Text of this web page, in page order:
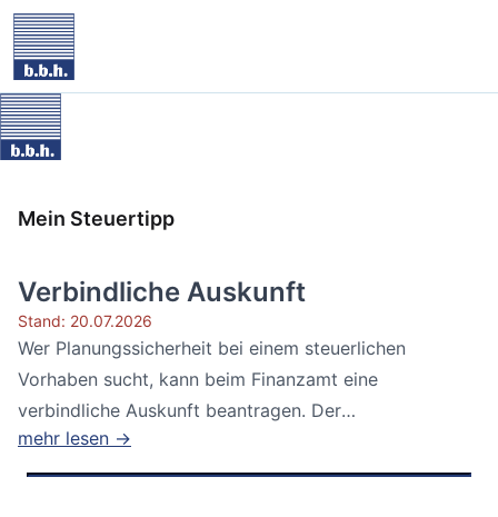
Mein Steuertipp
Verbindliche Auskunft
Stand: 20.07.2026
Wer Planungssicherheit bei einem steuerlichen
Vorhaben sucht, kann beim Finanzamt eine
verbindliche Auskunft beantragen. Der
Bundesfinanzhof...
mehr lesen →